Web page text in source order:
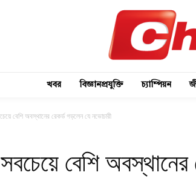
খবর বিজ্ঞানপ্রযুক্তি চ্যাম্পিয়ন
বেশি অবস্থানের রেকর্ড গড়লেন যে নভোচারী
বেশি